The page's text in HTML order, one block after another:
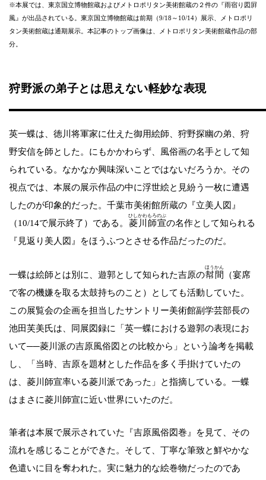
※本展では、東京国立博物館蔵およびメトロポリタン美術館蔵の２件の『雨宿り図屛
風』が出品されている。東京国立博物館蔵は前期（9/18～10/14）展示、メトロポリ
タン美術館蔵は通期展示。本記事のトップ画像は、メトロポリタン美術館蔵作品の部
分。
狩野派の弟子とは思えない軽妙な表現
英一蝶は、徳川将軍家に仕えた御用絵師、狩野探幽の弟、狩
野安信を師とした。にもかかわらず、風俗画の名手として知
られている。なかなか興味深いことではないだろうか。その
視点では、本展の展示作品の中に浮世絵と見紛う一枚に遭遇
したのが印象的だった。千葉市美術館所蔵の『立美人図』
（10/14で展示終了）である。 菱川師宣
ひしかわもろのぶ
の名作として知られる
『見返り美人図』をほうふつとさせる作品だったのだ。
一蝶は絵師とは別に、遊郭として知られた吉原の幇間
ほうかん
（宴席
で客の機嫌を取る太鼓持ちのこと）としても活動していた。
この展覧会の企画を担当したサントリー美術館副学芸部長の
池田芙美氏は、同展図録に「英一蝶における遊郭の表現にお
いて──菱川派の吉原風俗図との比較から」という論考を掲載
し、「当時、吉原を題材とした作品を多く手掛けていたの
は、菱川師宣率いる菱川派であった」と指摘している。一蝶
はまさに菱川師宣に近い世界にいたのだ。
筆者は本展で展示されていた『吉原風俗図巻』を見て、その
流れを感じることができた。そして、丁寧な筆致と鮮やかな
色遣いに目を奪われた。実に魅力的な絵巻物だったのであ